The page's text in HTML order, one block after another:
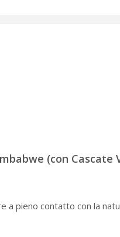
(con
a pieno contatto con la